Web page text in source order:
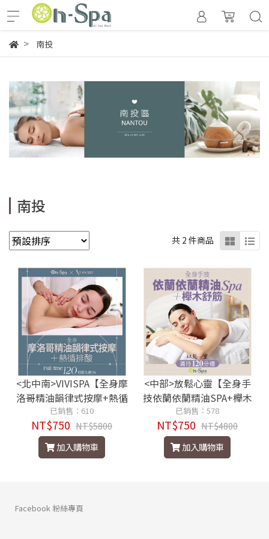
南投
南投
共 2 件商品
<北中南>VIVISPA【全身摩
洛哥精油韻律式按摩+熱循
排酸】120分鐘750元
已銷售：610
NT$750 NT$5800
加入購物車
<中部>放鬆心靈【全身手
技依蘭依蘭精油SPA+櫸木
舒筋】120分鐘750元
已銷售：578
NT$750 NT$4800
加入購物車
Facebook 粉絲專頁